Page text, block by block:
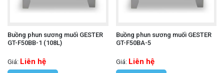
Buồng phun sương muối GESTER
GT-F50BB-1 (108L)
Giá: Liên hệ
Buồng phun sương muối GESTER
GT-F50BA-5
Giá: Liên hệ